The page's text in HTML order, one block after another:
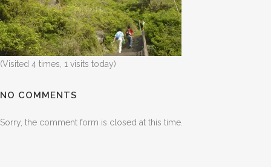
(Visited 4 times, 1 visits today)
NO COMMENTS
Sorry, the comment form is closed at this time.